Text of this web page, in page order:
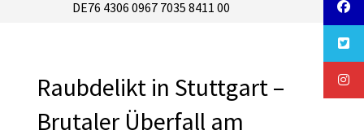
DE76 4306 0967 7035 8411 00
Raubdelikt in Stuttgart –
Brutaler Überfall am